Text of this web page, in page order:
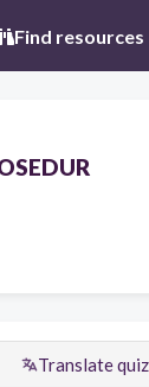
Find resources
Translate quiz